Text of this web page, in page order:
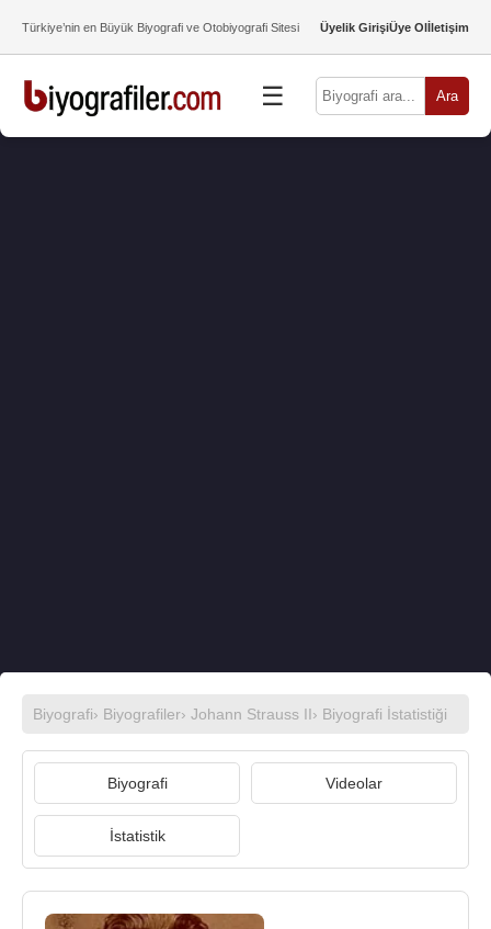
Türkiye’nin en Büyük Biyografi ve Otobiyografi Sitesi Üyelik GirişiÜye Olİletişim
☰ Ara
Biyografi› Biyografiler› Johann Strauss II› Biyografi İstatistiği
Biyografi Videolar
İstatistik